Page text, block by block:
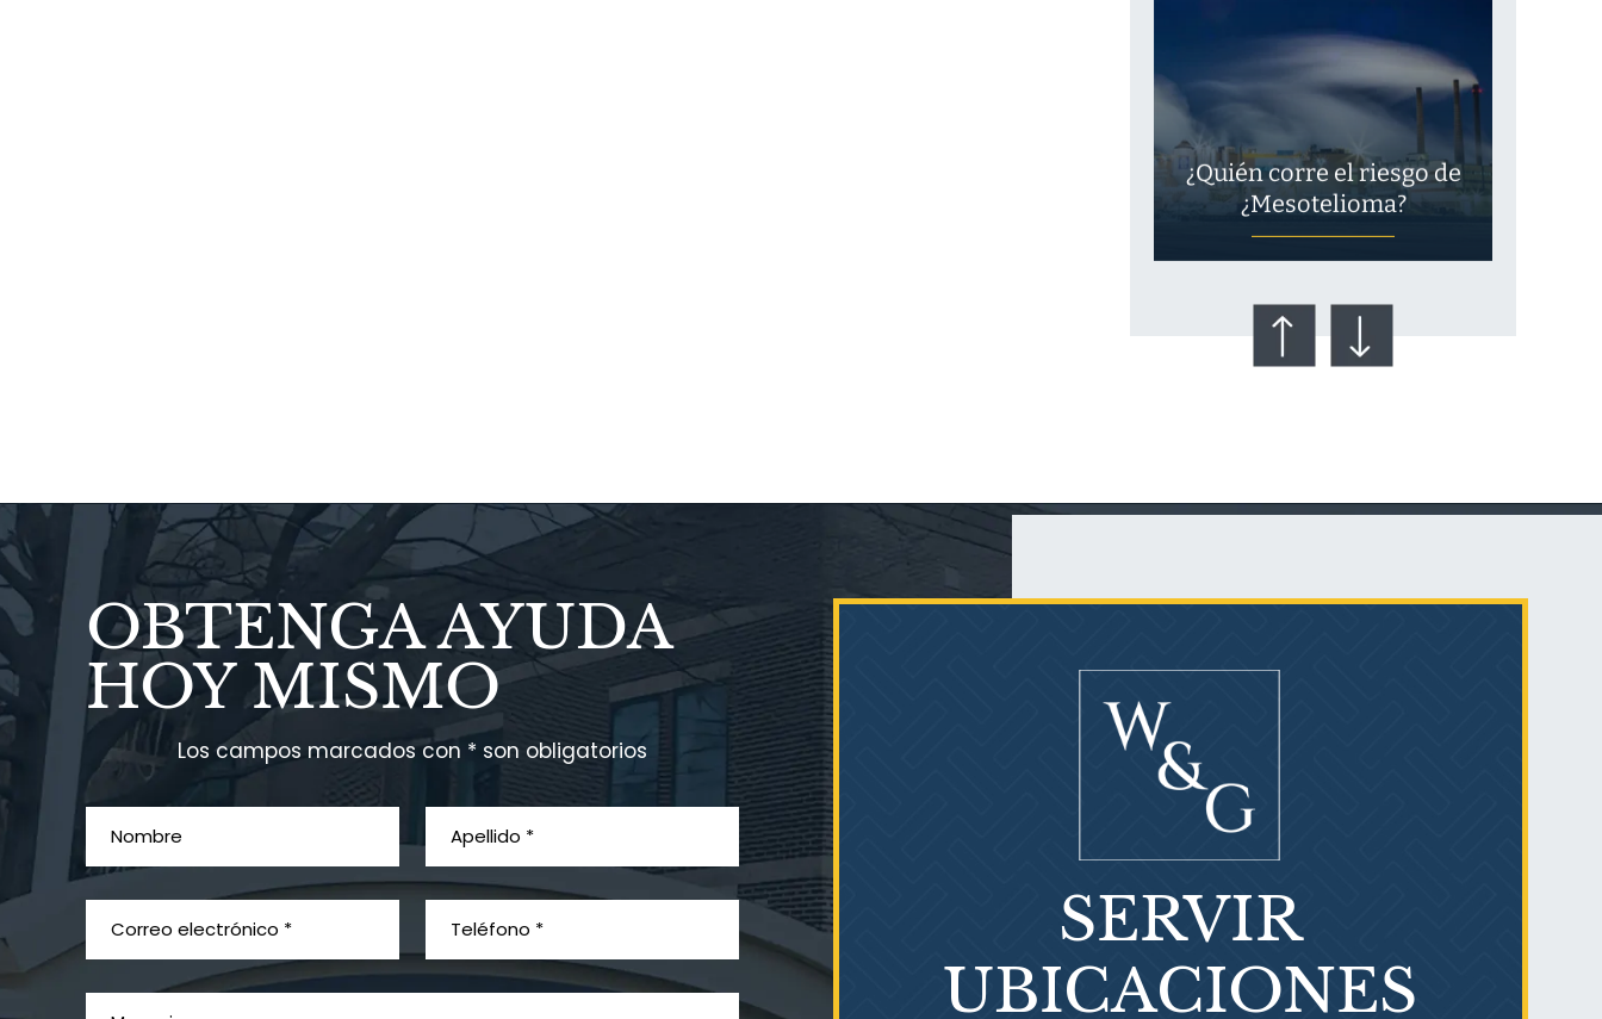
¿Quién corre el riesgo de
¿Mesotelioma?
Talco en polvo
¿Qué es el mesotelioma?
OBTENGA AYUDA
HOY MISMO
Los campos marcados con * son obligatorios
SERVIR
UBICACIONES